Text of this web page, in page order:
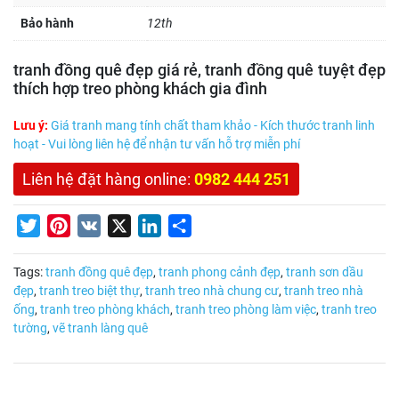
Bảo hành 12th
tranh đồng quê đẹp giá rẻ, tranh đồng quê tuyệt đẹp
thích hợp treo phòng khách gia đình
Lưu ý: Giá tranh mang tính chất tham khảo - Kích thước tranh linh
hoạt - Vui lòng liên hệ để nhận tư vấn hỗ trợ miễn phí
Liên hệ đặt hàng online: 0982 444 251
TwitterPinterest
VK LinkedIn
Tags:tranh đồng quê đẹp, tranh phong cảnh đẹp, tranh sơn dầu
đẹp, tranh treo biệt thự, tranh treo nhà chung cư, tranh treo nhà
ống, tranh treo phòng khách, tranh treo phòng làm việc, tranh treo
tường, vẽ tranh làng quê